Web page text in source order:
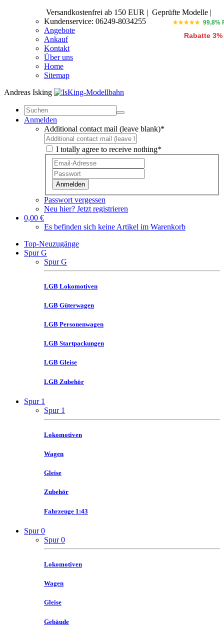
Versandkostenfrei ab 150 EUR | Geprüfte Modelle |
Kundenservice: 06249-8034255
Angebote
Ankauf
Kontakt
Über uns
Home
Sitemap
Andreas Isking
★★★★★ 99,8%
Rabatte 3%
Anmelden
Additional contact mail (leave blank)*
I totally agree to receive nothing*
Anmelden
Passwort vergessen
Neu hier? Jetzt registrieren
0,00 €
Es befinden sich keine Artikel im Warenkorb
Top-Neuzugänge
Spur G
Spur G
LGB Lokomotiven
LGB Güterwagen
LGB Personenwagen
LGB Startpackungen
LGB Gleise
LGB Zubehör
Spur 1
Spur 1
Lokomotiven
Wagen
Gleise
Zubehör
Fahrzeuge 1:43
Spur 0
Spur 0
Lokomotiven
Wagen
Gleise
Gebäude